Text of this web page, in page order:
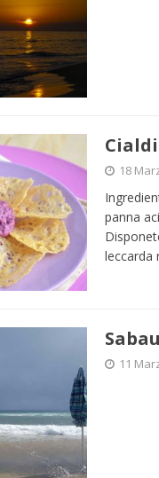
18
panna
leccarda
11